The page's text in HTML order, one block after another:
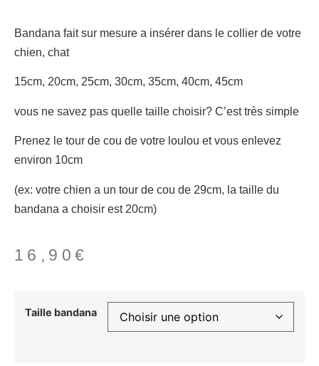
Bandana fait sur mesure a insérer dans le collier de votre
chien, chat
15cm, 20cm, 25cm, 30cm, 35cm, 40cm, 45cm
vous ne savez pas quelle taille choisir? C’est très simple
Prenez le tour de cou de votre loulou et vous enlevez
environ 10cm
(ex: votre chien a un tour de cou de 29cm, la taille du
bandana a choisir est 20cm)
16,90 €
Taille bandana